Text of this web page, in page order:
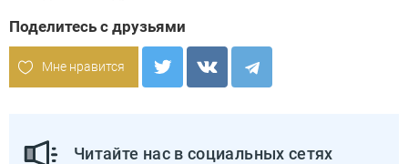
Поделитесь с друзьями
Мне нравится
Читайте нас в социальных сетях